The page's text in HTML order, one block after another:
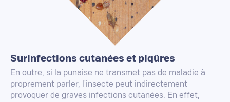
Surinfections cutanées et piqûres
En outre, si la punaise ne transmet pas de maladie à
proprement parler, l'insecte peut indirectement
provoquer de graves infections cutanées. En effet,